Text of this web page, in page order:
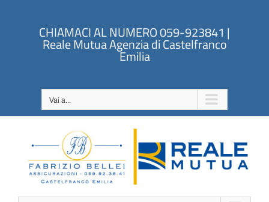
contenutoCHIAMACI AL NUMERO 059-923841 |
Reale Mutua Agenzia di Castelfranco
Emilia
Vai a...